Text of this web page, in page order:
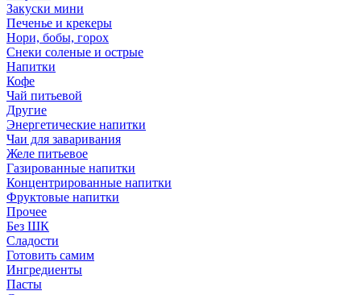
Закуски мини
Печенье и крекеры
Нори, бобы, горох
Снеки соленые и острые
Напитки
Кофе
Чай питьевой
Другие
Энергетические напитки
Чаи для заваривания
Желе питьевое
Газированные напитки
Концентрированные напитки
Фруктовые напитки
Прочее
Без ШК
Сладости
Готовить самим
Ингредиенты
Пасты